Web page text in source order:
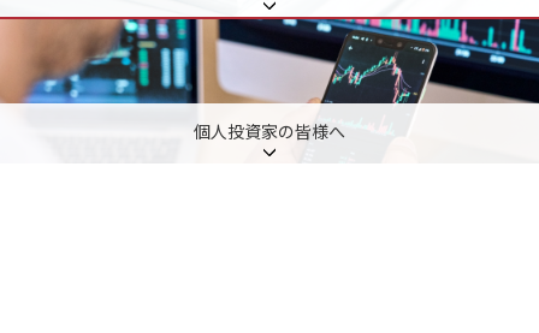
個人投資家の皆様へ